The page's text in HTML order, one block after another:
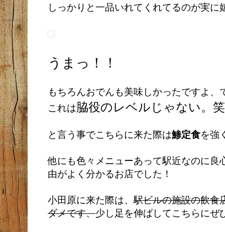
しっかりと一品いれてくれてるのが実に
うまっ！！
もちろんおでんも美味しかったですよ、
これは脇役のレベルじゃない。笑
と言う事でこちらに来た際は鯵定食を強
他にも色々メニューあって駅近なのに良
由がよく分かるお店でした！
小田原に来た際は、駅ビルの施設の飲食
ダメです、少し足を伸ばしてこちらにぜ